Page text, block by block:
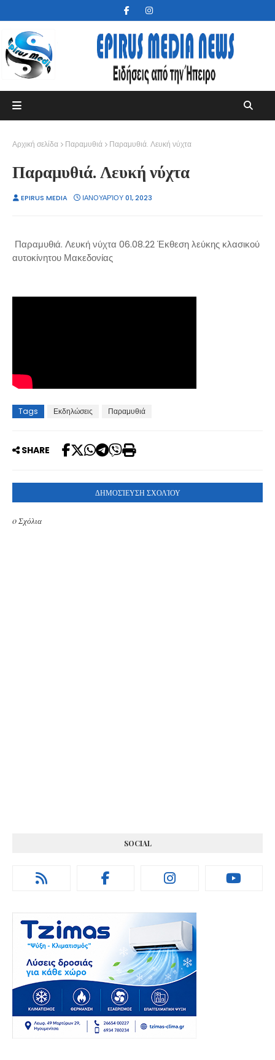
Αρχική σελίδα Παραμυθιά Παραμυθιά. Λευκή νύχτα
Παραμυθιά. Λευκή νύχτα
EPIRUS MEDIA ΙΑΝΟΥΑΡΊΟΥ 01, 2023
Παραμυθιά. Λευκή νύχτα 06.08.22 Έκθεση λεύκης κλασικού
αυτοκίνητου Μακεδονίας
Tags Εκδηλώσεις Παραμυθιά
SHARE
ΔΗΜΟΣΊΕΥΣΗ ΣΧΟΛΊΟΥ
0 Σχόλια
SOCIAL